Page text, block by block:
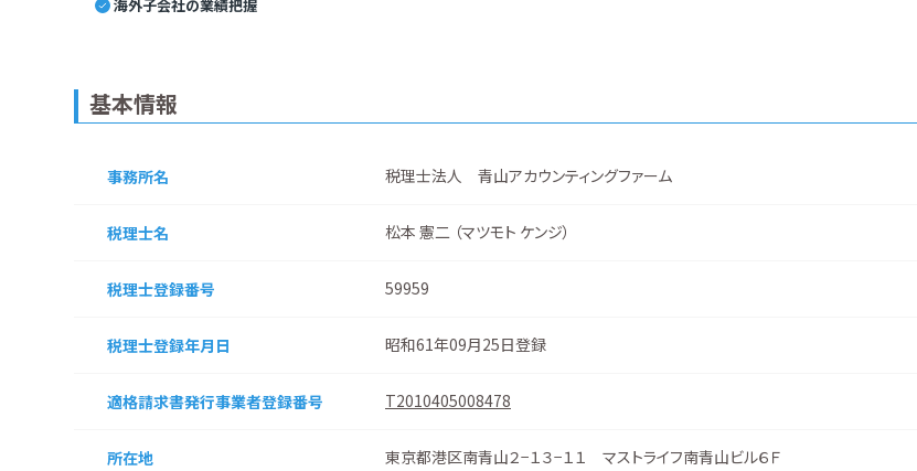
海外子会社の業績把握
基本情報
事務所名 税理士法人 青山アカウンティングファーム
税理士名 松本 憲二 （マツモト ケンジ）
税理士登録番号 59959
税理士登録年月日 昭和61年09月25日登録
適格請求書発行事業者登録番号 T2010405008478
所在地 東京都港区南青山２−１３−１１ マストライフ南青山ビル６Ｆ